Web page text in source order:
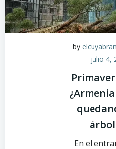
by
julio 4,
En el